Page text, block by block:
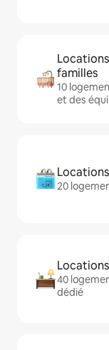
familles
10
et des
20
40
dédié